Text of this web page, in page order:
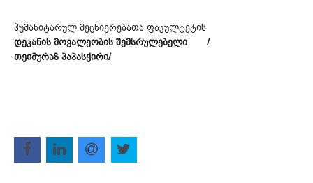
ჰუმანიტარულ მეცნიერებათა ფაკულტეტის
დეკანის მოვალეობის შემსრულებელი /
თეიმურაზ პაპასქირი/